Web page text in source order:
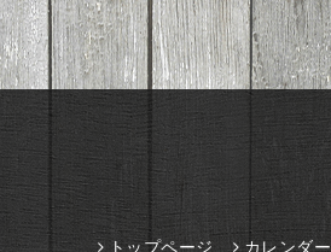
トップページ カレンダー